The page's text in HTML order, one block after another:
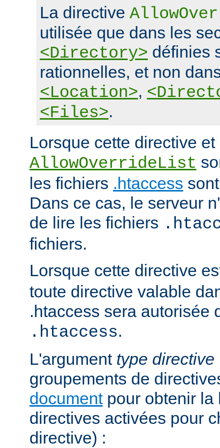
La directive
utilisée que dans les
<Directory> définies
rationnelles, et non
<Location>,
<Files>.
Lorsque cette directive
AllowOverrideList
les fichiers .htaccess
Dans ce cas, le serveur
de lire les fichiers
fichiers.
Lorsque cette directive
toute directive valable
.htaccess sera autorisée
.htaccess.
L'argument type directive
groupements de
documentpour obtenir la
directives activées pour
directive) :